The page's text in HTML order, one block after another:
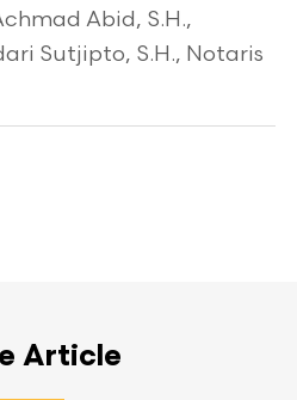
Abid, S.H.,
Sutjipto, S.H., Notaris
Article